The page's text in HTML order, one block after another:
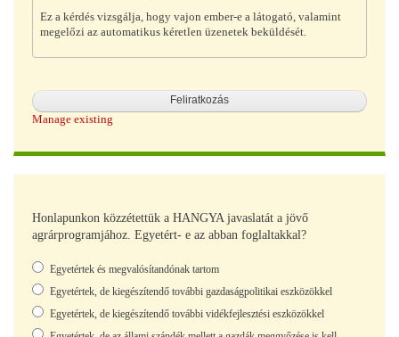
Ez a kérdés vizsgálja, hogy vajon ember-e a látogató, valamint
megelőzi az automatikus kéretlen üzenetek beküldését.
Manage existing
Honlapunkon közzétettük a HANGYA javaslatát a jövő
agrárprogramjához. Egyetért- e az abban foglaltakkal?
Választások
Egyetértek és megvalósítandónak tartom
Egyetértek, de kiegészítendő további gazdaságpolitikai eszközökkel
Egyetértek, de kiegészítendő további vidékfejlesztési eszközökkel